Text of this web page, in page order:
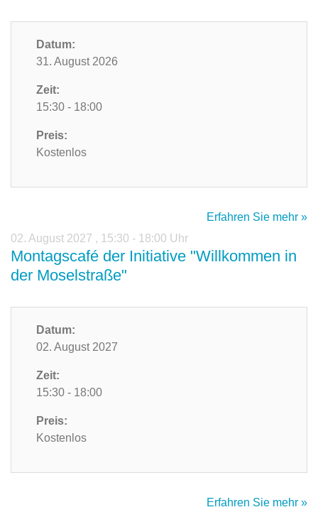
Datum:
31. August 2026
Zeit:
15:30 - 18:00
Preis:
Kostenlos
Erfahren Sie mehr »
02. August 2027 , 15:30 - 18:00 Uhr
Montagscafé der Initiative "Willkommen in
der Moselstraße"
Datum:
02. August 2027
Zeit:
15:30 - 18:00
Preis:
Kostenlos
Erfahren Sie mehr »